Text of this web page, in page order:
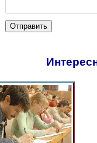
Отправить